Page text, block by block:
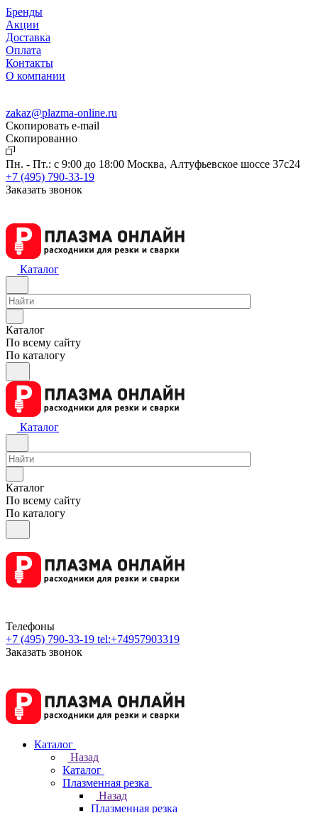
Бренды
Акции
Доставка
Оплата
Контакты
О компании
zakaz@plazma-online.ru
Скопировать e-mail
Cкопированно
Пн. - Пт.: с 9:00 до 18:00 Москва, Алтуфьевское шоссе 37с24
+7 (495) 790-33-19
Заказать звонок
Каталог
Каталог
По всему сайту
По каталогу
Каталог
Каталог
По всему сайту
По каталогу
Телефоны
+7 (495) 790-33-19 tel:+74957903319
Заказать звонок
Каталог
Назад
Каталог
Плазменная резка
Назад
Плазменная резка